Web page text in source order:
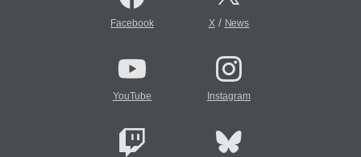
Facebook X/ News
YouTube Instagram